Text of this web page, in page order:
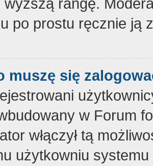
po prostu ręcznie ją
muszę się
w Forum
włączył tą
użytkowniu